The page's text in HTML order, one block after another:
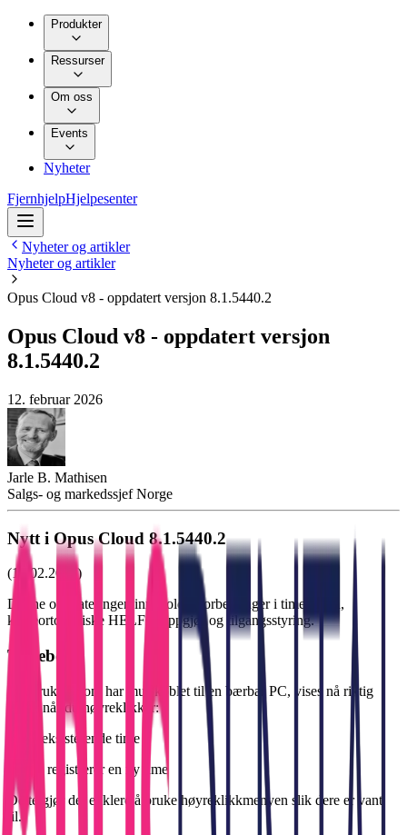
Produkter
Ressurser
Om oss
Events
Nyheter
FjernhjelpHjelpesenter
Nyheter og artikler
Nyheter og artikler
Opus Cloud v8 - oppdatert versjon 8.1.5440.2
Opus Cloud v8 - oppdatert versjon
8.1.5440.2
12. februar 2026
Jarle B. Mathisen
Salgs- og markedssjef Norge
Nytt i Opus Cloud 8.1.5440.2
(12.02.2026)
Denne oppdateringen inneholder forbedringer i timeboken,
kjeveortopediske HELFO-oppgjør og tilgangsstyring.
Timebok
For brukere som har mus koblet til en bærbar PC, vises nå riktig
meny når du høyreklikker:
på en eksisterende time
når du registrerer en ny time
Dette gjør det enklere å bruke høyreklikkmenyen slik dere er vant
til.